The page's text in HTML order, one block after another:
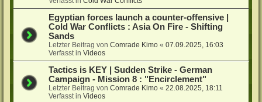
Egyptian forces launch a counter-offensive |
Cold War Conflicts : Asia On Fire - Shifting
Sands
Letzter Beitrag vonComrade Kimo «07.09.2025, 16:03
Verfasst inVideos
Tactics is KEY | Sudden Strike - German
Campaign - Mission 8 : "Encirclement"
Letzter Beitrag vonComrade Kimo «22.08.2025, 18:11
Verfasst inVideos